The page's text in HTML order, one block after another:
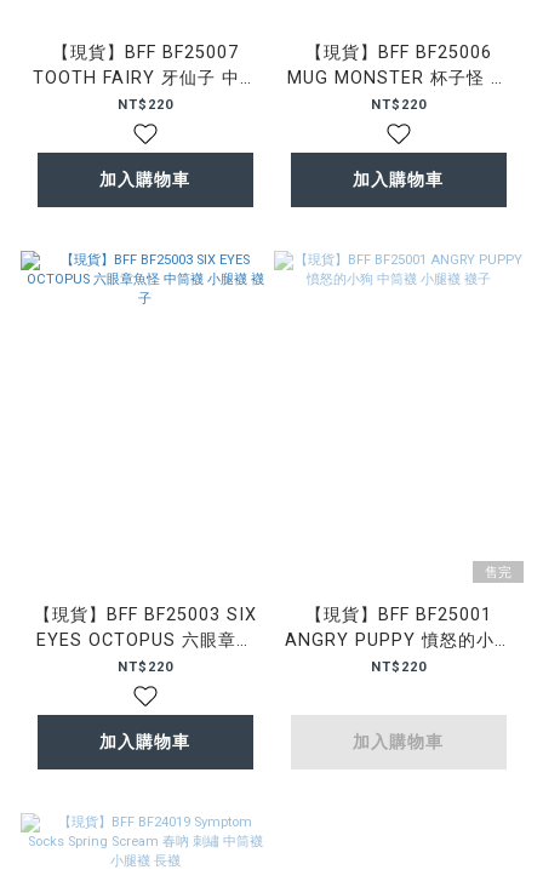
【現貨】BFF BF25007
TOOTH FAIRY 牙仙子 中筒
襪 小腿襪 襪子
NT$220
加入購物車
【現貨】BFF BF25006
MUG MONSTER 杯子怪 中
筒襪 小腿襪 襪子
NT$220
加入購物車
【現貨】BFF BF25003 SIX
EYES OCTOPUS 六眼章魚
怪 中筒襪 小腿襪 襪子
NT$220
加入購物車
售完
【現貨】BFF BF25001
ANGRY PUPPY 憤怒的小狗
中筒襪 小腿襪 襪子
NT$220
加入購物車